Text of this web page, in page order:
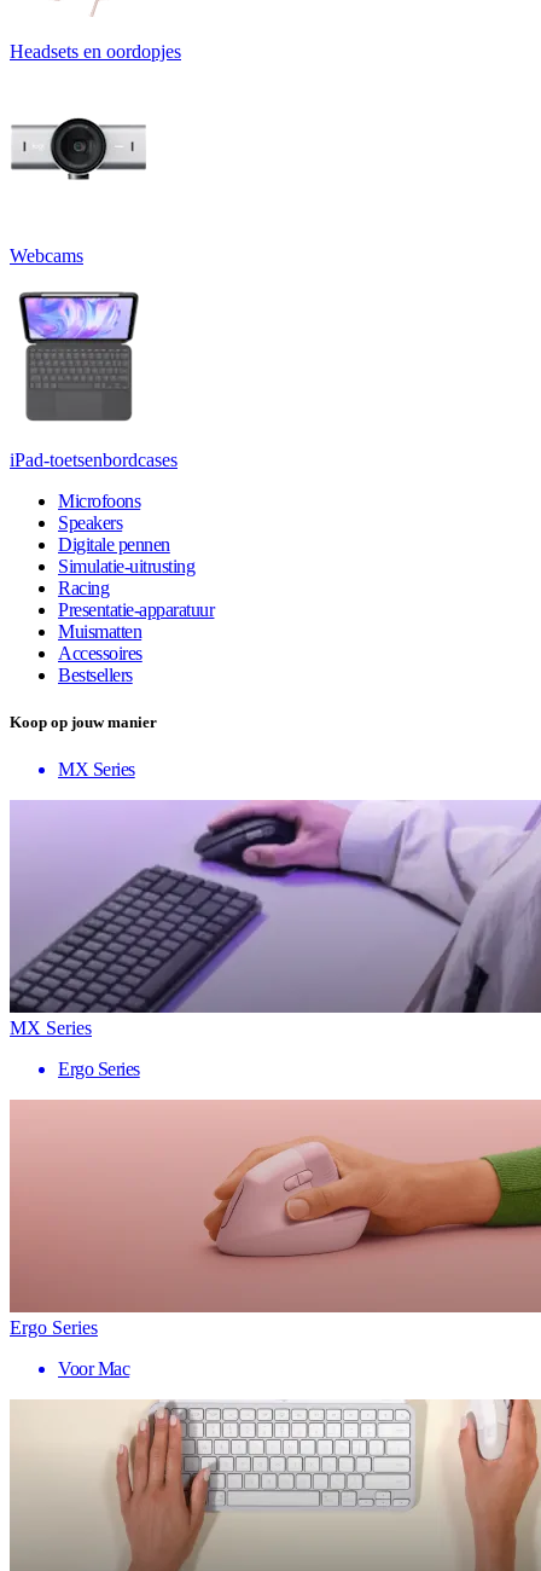
Headsets en oordopjes
Webcams
iPad-toetsenbordcases
Microfoons
Speakers
Digitale pennen
Simulatie-uitrusting
Racing
Presentatie-apparatuur
Muismatten
Accessoires
Bestsellers
Koop op jouw manier
MX Series
MX Series
Ergo Series
Ergo Series
Voor Mac